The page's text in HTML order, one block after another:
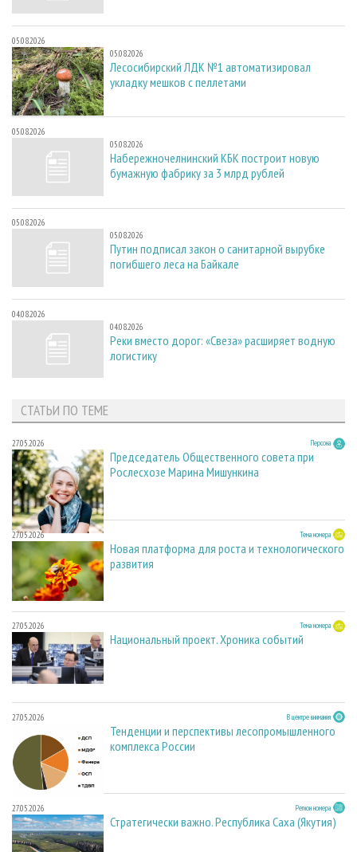
05.08.2026
05.08.2026
Лесосибирский ЛДК №1 автоматизировал
укладку мешков с пеллетами
05.08.2026
05.08.2026
Набережночелнинский КБК построит новую
бумажную фабрику за 3 млрд рублей
05.08.2026
05.08.2026
Путин подписал закон о санитарной вырубке
погибшего леса на Байкале
04.08.2026
04.08.2026
Реки вместо дорог: «Свеза» расширяет водную
логистику
СТАТЬИ ПО ТЕМЕ
27.05.2026 Персона
Председатель Общественного совета при
Рослесхозе Марина Мишункина
27.05.2026 Тема номера
Новая платформа для роста и технологического
развития
27.05.2026 Тема номера
Национальный проект. Хроника событий
27.05.2026 В центре внимания
Тенденции и перспективы лесопромышленного
комплекса России
27.05.2026 Регион номера
Стратегически важно. Республика Саха (Якутия)